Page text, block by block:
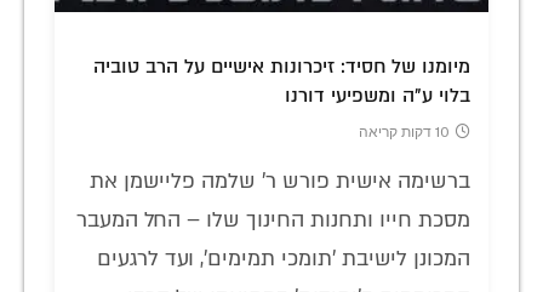
מיומנו של חסיד: זיכרונות אישיים על הרב טוביה
בלוי ע"ה ומשפיעי דורנו
10 דקות קריאה
ברשימה אישית פורש ר' שלמה פליישמן את
מסכת חייו ותחנות החינוך שלו – החל המעבר
המכונן לישיבת 'תומכי תמימים', ועד לרגעים